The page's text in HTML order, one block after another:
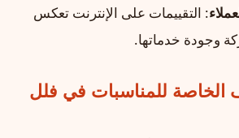
: التقييمات على الإنترنت تعكس
وجودة خدماتها.
الخاصة للمناسبات في فلل